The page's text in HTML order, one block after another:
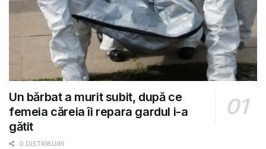
Un bărbat a murit subit, după ce
femeia căreia îi repara gardul i-a
gătit
0 DISTRIBUIRI